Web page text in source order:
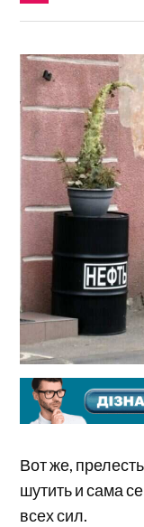
Вот же,
шутить и сама
всех сил.